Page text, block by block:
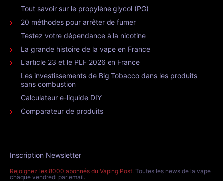
Tout savoir sur le propylène glycol (PG)
20 méthodes pour arrêter de fumer
Testez votre dépendance à la nicotine
La grande histoire de la vape en France
L'article 23 et le PLF 2026 en France
Les investissements de Big Tobacco dans les produits
sans combustion
Calculateur e-liquide DIY
Comparateur de produits
Inscription Newsletter
Rejoignez les 8000 abonnés du Vaping Post. Toutes les news de la vape
chaque vendredi par email.